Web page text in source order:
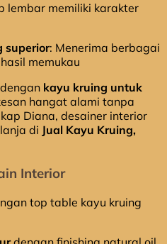
lembar memiliki karakter
superior: Menerima berbagai
memukau
kayu kruing untuk
hangat alami tanpa
Diana, desainer interior
di Jual Kayu Kruing,
Interior
top table kayu kruing